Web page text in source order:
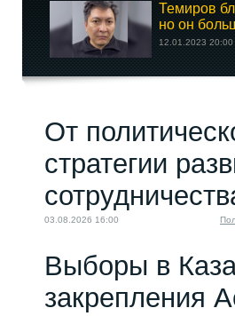
Темиров
но он
12.01.2023 20:00
От
стратегии
03.08.2026 16:00
Выборы в
закрепления